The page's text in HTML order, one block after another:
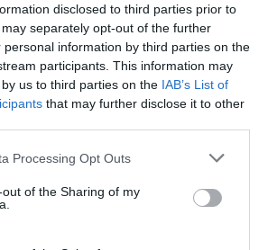
disclosed to third parties prior to
separately opt-out of the further
personal information by third parties on the
participants. This information may
us to third parties on the IAB’s List of
that may further disclose it to other
Processing Opt Outs
of the Sharing of my
ClubHaus, 700 m²
entre Àsia i Mèxic al
Born
Kumihö,
asiàtica al
mil·límetre
RELACIONADES